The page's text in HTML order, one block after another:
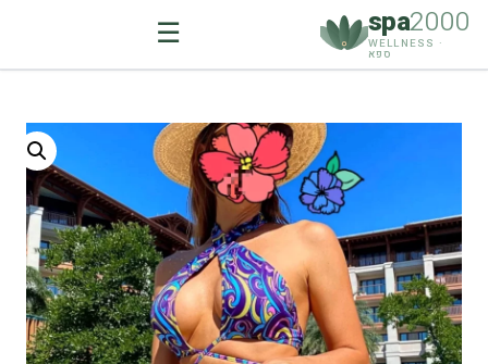
spa2000
WELLNESS ·
ספא ☰